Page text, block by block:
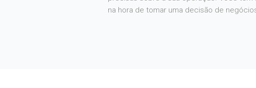
na hora de tomar uma decisão de negócios.